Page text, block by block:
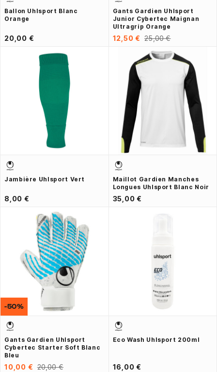
Ballon Uhlsport Blanc
Orange
20,00 €
Gants Gardien Uhlsport
Junior Cybertec Maignan
Ultragrip Orange
12,50 € 25,00 €
Jambière Uhlsport Vert
8,00 €
Maillot Gardien Manches
Longues Uhlsport Blanc Noir
35,00 €
Gants Gardien Uhlsport
Cybertec Starter Soft Blanc
Bleu
10,00 € 20,00 €
-50%
Eco Wash Uhlsport 200ml
16,00 €